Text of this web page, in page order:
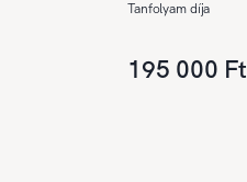
Tanfolyam díja
195 000 Ft